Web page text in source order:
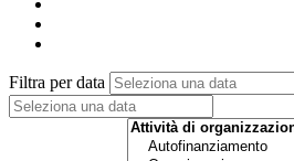
Filtra per data